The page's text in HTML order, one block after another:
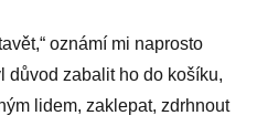
oznámí mi naprosto
důvod zabalit ho do košíku,
lidem, zaklepat, zdrhnout